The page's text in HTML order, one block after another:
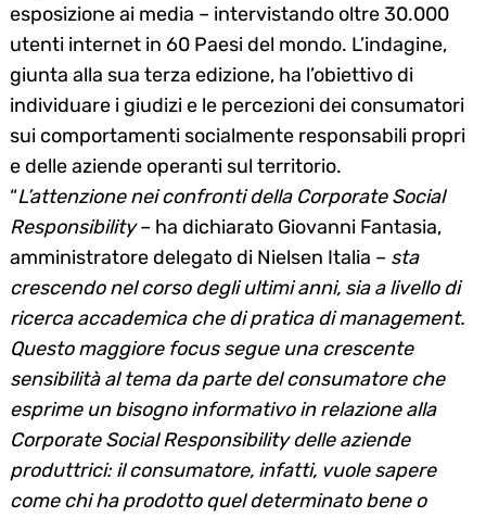
esposizione ai media – intervistando oltre 30.000
utenti internet in 60 Paesi del mondo. L’indagine,
giunta alla sua terza edizione, ha l’obiettivo di
individuare i giudizi e le percezioni dei consumatori
sui comportamenti socialmente responsabili propri
e delle aziende operanti sul territorio.
“L’attenzione nei confronti della Corporate Social
Responsibility– ha dichiarato Giovanni Fantasia,
amministratore delegato di Nielsen Italia – sta
crescendo nel corso degli ultimi anni, sia a livello di
ricerca accademica che di pratica di management.
Questo maggiore focus segue una crescente
sensibilità al tema da parte del consumatore che
esprime un bisogno informativo in relazione alla
Corporate Social Responsibility delle aziende
produttrici: il consumatore, infatti, vuole sapere
come chi ha prodotto quel determinato bene o